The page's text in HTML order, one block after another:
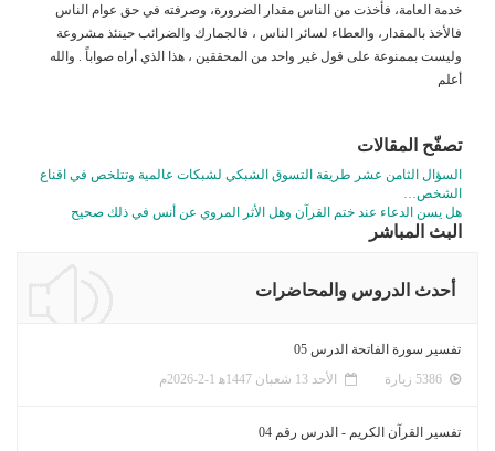
خدمة العامة، فأخذت من الناس مقدار الضرورة، وصرفته في حق عوام الناس
فالأخذ بالمقدار، والعطاء لسائر الناس ، فالجمارك والضرائب حينئذ مشروعة
وليست بممنوعة على قول غير واحد من المحققين ، هذا الذي أراه صواباً . والله
أعلم
تصفّح المقالات
السؤال الثامن عشر طريقة التسوق الشبكي لشبكات عالمية وتتلخص في اقناع
الشخص…
هل يسن الدعاء عند ختم القرآن وهل الأثر المروي عن أنس في ذلك صحيح
البث المباشر
أحدث الدروس والمحاضرات
تفسير سورة الفاتحة الدرس 05
الأحد 13 شعبان 1447ﻫ 1-2-2026م
تفسير القرآن الكريم - الدرس رقم 04